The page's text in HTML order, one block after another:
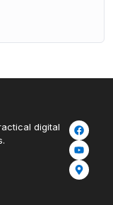
digital